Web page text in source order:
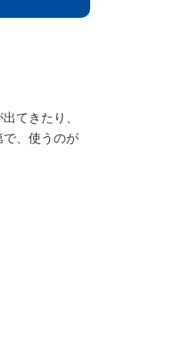
てきたり、
、使うのが